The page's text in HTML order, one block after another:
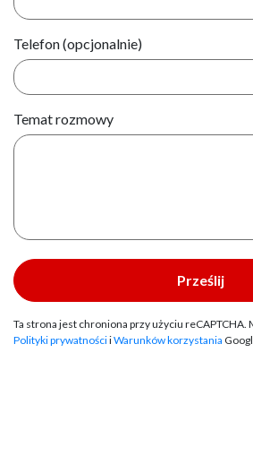
Telefon (opcjonalnie)
Temat rozmowy
Ta strona jest chroniona przy użyciu reCAPTCHA.
Polityki prywatnościiWarunków korzystania